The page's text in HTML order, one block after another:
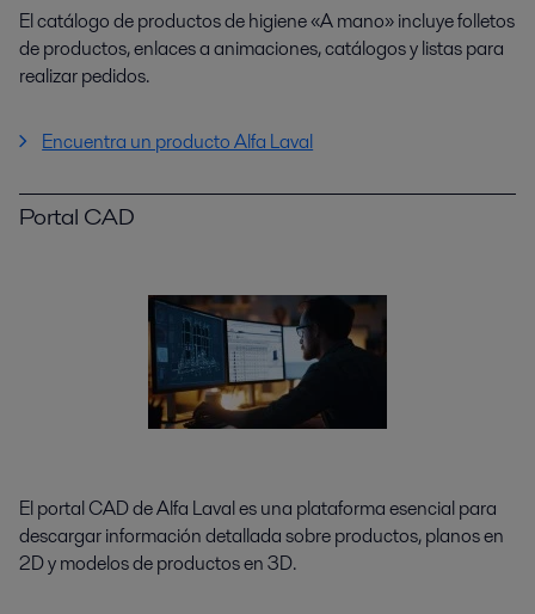
El catálogo de productos de higiene «A mano» incluye folletos
de productos, enlaces a animaciones, catálogos y listas para
realizar pedidos.
Encuentra un producto Alfa Laval
Portal CAD
El portal CAD de Alfa Laval es una plataforma esencial para
descargar información detallada sobre productos, planos en
2D y modelos de productos en 3D.